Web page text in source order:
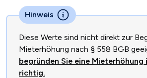
Hinweis
Diese Werte sind nicht direkt zur
Mieterhöhung nach § 558 BGB
begründen Sie eine Mieterhöhung
richtig.